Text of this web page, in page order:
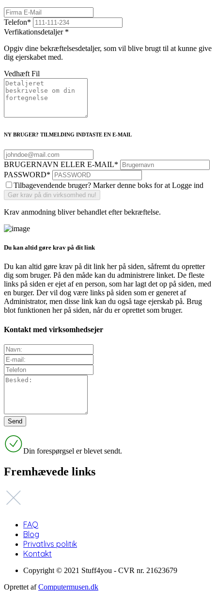
Telefon*
Verfikationsdetaljer *
Opgiv dine bekræftelsesdetaljer, som vil blive brugt til at kunne give
dig ejerskabet med.
Vedhæft Fil
NY BRUGER? TILMELDING INDTASTE EN E-MAIL
BRUGERNAVN ELLER E-MAIL*
PASSWORD*
Tilbagevendende bruger? Marker denne boks for at Logge ind
Krav anmodning bliver behandlet efter bekræftelse.
Du kan altid gøre krav på dit link
Du kan altid gøre krav på dit link her på siden, såfremt du opretter
dig som bruger. På den måde kan du administrere linket. De fleste
links på siden er ejet af en person, som har lagt det op på siden, med
en burger. Der vil dog være links på siden som er generet af
Administrator, men disse link kan du også tage ejerskab på. Brug
blot funktionen her på siden, når du er oprettet som bruger.
Kontakt med virksomhedsejer
Din forespørgsel er blevet sendt.
Fremhævede links
FAQ
Blog
Privatlivs politik
Kontakt
Copyright © 2021 Stuff4you - CVR nr. 21623679
Oprettet afComputermusen.dk